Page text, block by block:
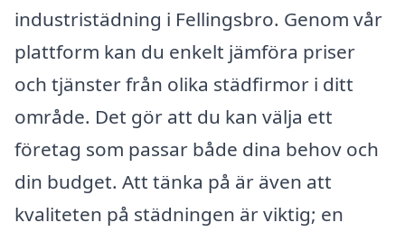
industristädning i Fellingsbro. Genom vår
plattform kan du enkelt jämföra priser
och tjänster från olika städfirmor i ditt
område. Det gör att du kan välja ett
företag som passar både dina behov och
din budget. Att tänka på är även att
kvaliteten på städningen är viktig; en